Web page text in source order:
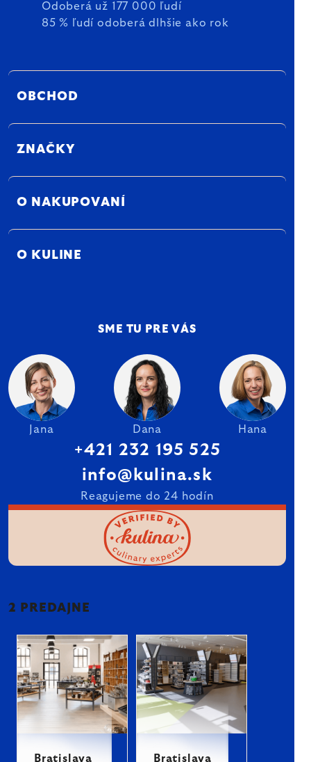
Odoberá už 177 000 ľudí
85 % ľudí odoberá dlhšie ako rok
OBCHOD
ZNAČKY
O NAKUPOVANÍ
O KULINE
SME TU PRE VÁS
Jana Dana Hana
+421 232 195 525
info@kulina.sk
Reagujeme do 24 hodín
2 PREDAJNE
Bratislava Bratislava